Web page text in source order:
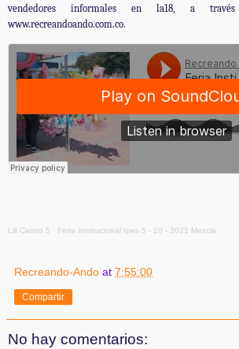
vendedores informales en la18, a través
www.recreandoando.com.co.
Lili Castro 5 · Feria Institucional Ipes 5 - 10 - 2021 Mezcla
Recreando-Ando at 7:55:00
Compartir
No hay comentarios: